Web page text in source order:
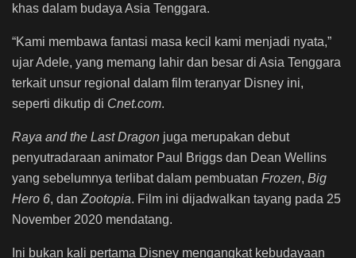
khas dalam budaya Asia Tenggara.
“Kami membawa fantasi masa kecil kami menjadi nyata,”
ujar Adele, yang memang lahir dan besar di Asia Tenggara
terkait unsur regional dalam film teranyar Disney ini,
seperti dikutip di Cnet.com.
Raya and the Last Dragon juga merupakan debut
penyutradaraan animator Paul Briggs dan Dean Wellins
yang sebelumnya terlibat dalam pembuatan Frozen, Big
Hero 6, dan Zootopia. Film ini dijadwalkan tayang pada 25
November 2020 mendatang.
Ini bukan kali pertama Disney mengangkat kebudayaan